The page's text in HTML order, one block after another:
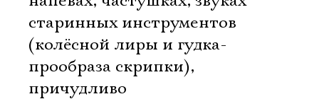
старинных инструментов
(колёсной лиры и гудка-
прообраза скрипки),
причудливо